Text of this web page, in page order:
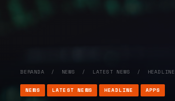
BERANDA / NEWS / LATEST NEWS / HEADLINE
NEWS LATEST NEWS HEADLINE APPS